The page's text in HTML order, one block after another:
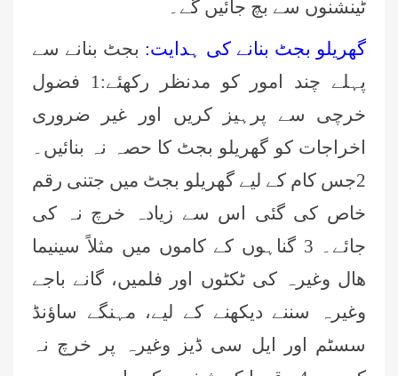
ٹینشنوں سے بچ جائیں گے۔
گھریلو بجٹ بنانے کی ہدایت: بجٹ بنانے سے
پہلے چند امور کو مدنظر رکھئے:1 فضول
خرچی سے پرہیز کریں اور غیر ضروری
اخراجات کو گھریلو بجٹ کا حصہ نہ بنائیں۔
2جس کام کے لیے گھریلو بجٹ میں جتنی رقم
خاص کی گئی اس سے زیادہ خرچ نہ کی
جائے۔ 3 گناہوں کے کاموں میں مثلاً سینیما
ھال وغیرہ کی ٹکٹوں اور فلمیں، گانے باجے
وغیرہ سننے دیکھنے کے لیے، مہنگے ساؤنڈ
سسٹم اور ایل سی ڈیز وغیرہ پر خرچ نہ